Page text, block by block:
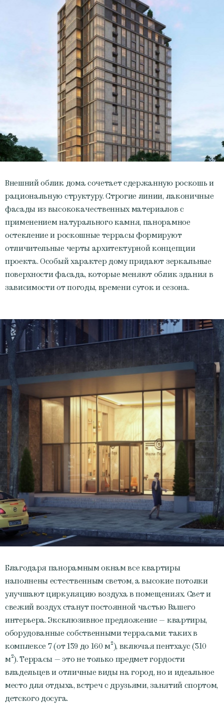
Внешний облик дома сочетает сдержанную роскошь и
рациональную структуру. Строгие линии, лаконичные
фасады из высококачественных материалов с
применением натурального камня, панорамное
остекление и роскошные террасы формируют
отличительные черты архитектурной концепции
проекта. Особый характер дому придают зеркальные
поверхности фасада, которые меняют облик здания в
зависимости от погоды, времени суток и сезона.
Благодаря панорамным окнам все квартиры
наполнены естественным светом, а высокие потолки
улучшают циркуляцию воздуха в помещениях. Cвет и
свежий воздух станут постоянной частью Вашего
интерьера. Эксклюзивное предложение — квартиры,
оборудованные собственными террасами: таких в
комплексе 7 (от 139 до 160 м²), включая пентхаус (310
м²). Террасы — это не только предмет гордости
владельцев и отличные виды на город, но и идеальное
место для отдыха, встреч с друзьями, занятий спортом,
детского досуга.